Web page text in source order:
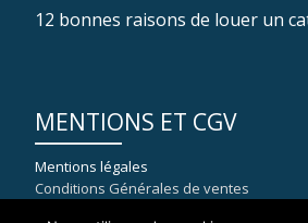
12 bonnes raisons de louer un
MENTIONS ET CGV
Mentions légales
Conditions Générales de ventes